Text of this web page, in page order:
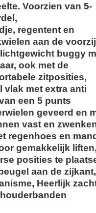
Voorzien van 5-
regentent en
aan de
buggy
ook met de
zitposities,
vlak met extra anti
een 5 punts
geveerd en
vast en
regenhoes en
gemakkelijk
posities te
aan de zijkant,
Heerlijk